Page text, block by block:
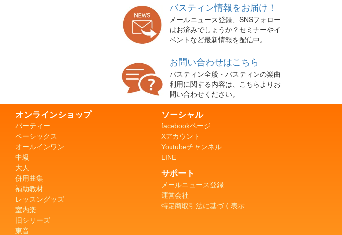
バスティン情報をお届け！
メールニュース登録、SNSフォロー
はお済みでしょうか？セミナーやイ
ベントなど最新情報を配信中。
お問い合わせはこちら
バスティン全般・バスティンの楽曲
利用に関する内容は、こちらよりお
問い合わせください。
オンラインショップ
パーティー
ベーシックス
オールインワン
中級
大人
併用曲集
補助教材
レッスングッズ
室内楽
旧シリーズ
東音
ソーシャル
facebookページ
Xアカウント
Youtubeチャンネル
LINE
サポート
メールニュース登録
運営会社
特定商取引法に基づく表示